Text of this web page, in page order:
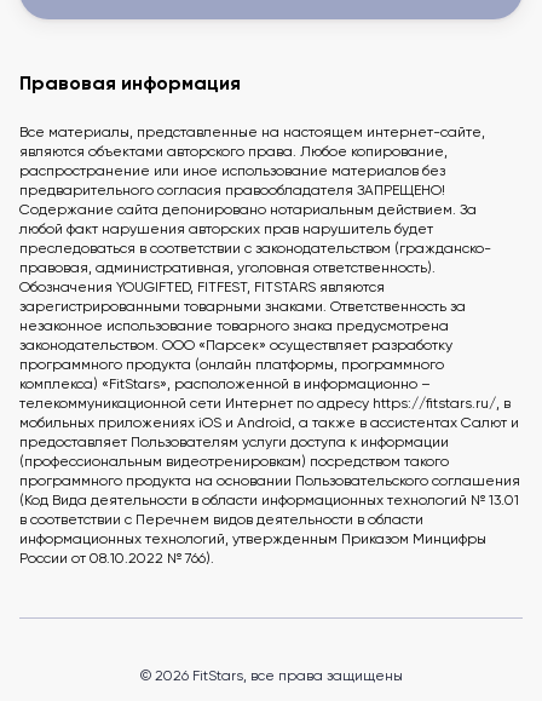
Правовая информация
Все материалы, представленные на настоящем интернет-сайте,
являются объектами авторского права. Любое копирование,
распространение или иное использование материалов без
предварительного согласия правообладателя ЗАПРЕЩЕНО!
Содержание сайта депонировано нотариальным действием. За
любой факт нарушения авторских прав нарушитель будет
преследоваться в соответствии с законодательством (гражданско-
правовая, административная, уголовная ответственность).
Обозначения YOUGIFTED, FITFEST, FITSTARS являются
зарегистрированными товарными знаками. Ответственность за
незаконное использование товарного знака предусмотрена
законодательством. ООО «Парсек» осуществляет разработку
программного продукта (онлайн платформы, программного
комплекса) «FitStars», расположенной в информационно –
телекоммуникационной сети Интернет по адресу https://fitstars.ru/, в
мобильных приложениях iOS и Android, а также в ассистентах Салют и
предоставляет Пользователям услуги доступа к информации
(профессиональным видеотренировкам) посредством такого
программного продукта на основании Пользовательского соглашения
(Код Вида деятельности в области информационных технологий № 13.01
в соответствии с Перечнем видов деятельности в области
информационных технологий, утвержденным Приказом Минцифры
России от 08.10.2022 № 766).
© 2026 FitStars, все права защищены